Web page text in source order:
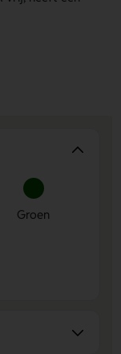
en
de dop.
vraag eerste
RPET met
milieu.
fles bedrukken
Groen